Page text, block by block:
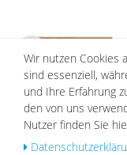
nsc
hlist
e
Wir nutzen Cookies
sind essenziell,
und Ihre Erfahrung
den von uns
Nutzer finden Sie